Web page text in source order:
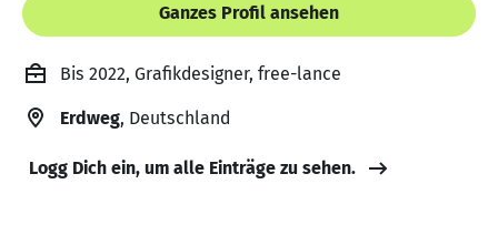
Ganzes Profil ansehen
Bis 2022, Grafikdesigner, free-lance
Erdweg, Deutschland
Logg Dich ein, um alle Einträge zu sehen.